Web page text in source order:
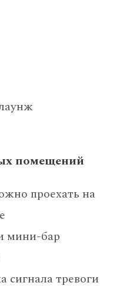
помещений
проехать на
мини-бар
тревоги